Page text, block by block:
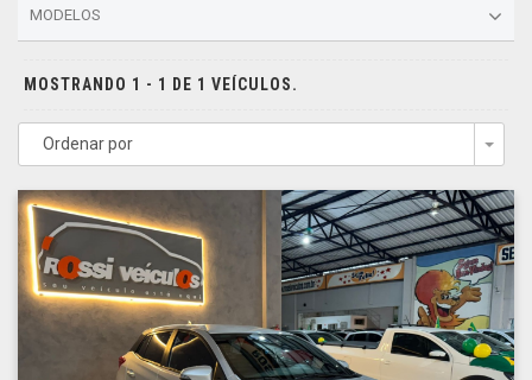
MODELOS
MOSTRANDO 1 - 1 DE 1 VEÍCULOS.
Ordenar por